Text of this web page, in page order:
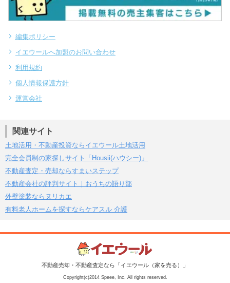
編集ポリシー
イエウールへ加盟のお問い合わせ
利用規約
個人情報保護方針
運営会社
関連サイト
土地活用・不動産投資ならイエウール土地活用
完全会員制の家探しサイト「Housii(ハウシー)」
不動産査定・売却ならすまいステップ
不動産会社の評判サイト｜おうちの語り部
外壁塗装ならヌリカエ
有料老人ホームを探すならケアスル 介護
不動産売却・不動産査定なら「イエウール（家を売る）」
Copyright(c)2014 Speee, Inc. All rights reserved.